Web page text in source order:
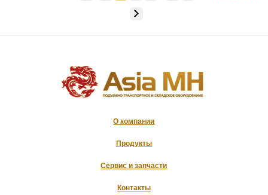
О компании
Продукты
Сервис и запчасти
Контакты